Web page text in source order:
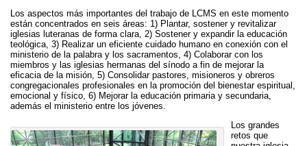
Los aspectos más importantes del trabajo de LCMS en este momento
están concentrados en seis áreas: 1) Plantar, sostener y revitalizar
iglesias luteranas de forma clara, 2) Sostener y expandir la educación
teológica, 3) Realizar un eficiente cuidado humano en conexión con el
ministerio de la palabra y los sacramentos, 4) Colaborar con los
miembros y las iglesias hermanas del sínodo a fin de mejorar la
eficacia de la misión, 5) Consolidar pastores, misioneros y obreros
congregacionales profesionales en la promoción del bienestar espiritual,
emocional y físico, 6) Mejorar la educación primaria y secundaria,
además el ministerio entre los jóvenes.
Los grandes
retos que